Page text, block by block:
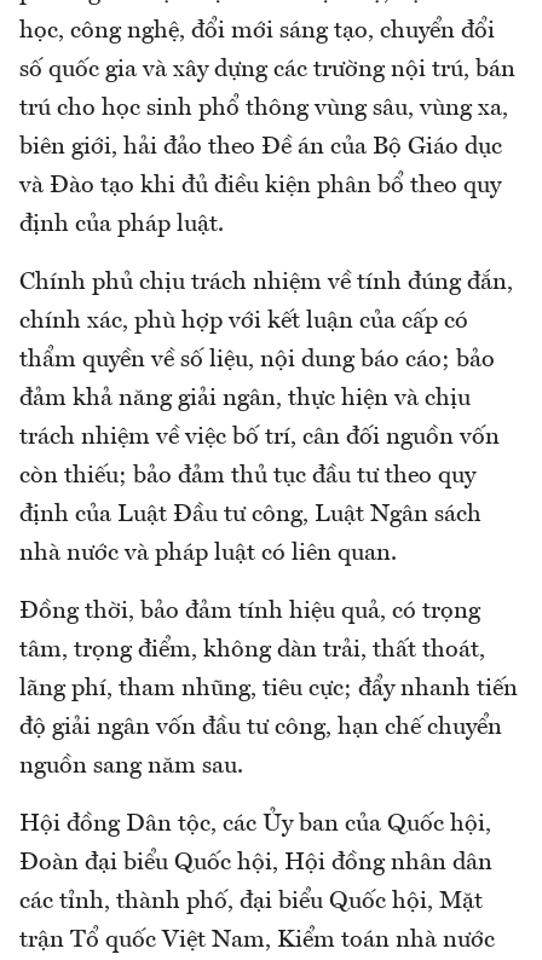
học, công nghệ, đổi mới sáng tạo, chuyển đổi
số quốc gia và xây dựng các trường nội trú, bán
trú cho học sinh phổ thông vùng sâu, vùng xa,
biên giới, hải đảo theo Đề án của Bộ Giáo dục
và Đào tạo khi đủ điều kiện phân bổ theo quy
định của pháp luật.
Chính phủ chịu trách nhiệm về tính đúng đắn,
chính xác, phù hợp với kết luận của cấp có
thẩm quyền về số liệu, nội dung báo cáo; bảo
đảm khả năng giải ngân, thực hiện và chịu
trách nhiệm về việc bố trí, cân đối nguồn vốn
còn thiếu; bảo đảm thủ tục đầu tư theo quy
định của Luật Đầu tư công, Luật Ngân sách
nhà nước và pháp luật có liên quan.
Đồng thời, bảo đảm tính hiệu quả, có trọng
tâm, trọng điểm, không dàn trải, thất thoát,
lãng phí, tham nhũng, tiêu cực; đẩy nhanh tiến
độ giải ngân vốn đầu tư công, hạn chế chuyển
nguồn sang năm sau.
Hội đồng Dân tộc, các Ủy ban của Quốc hội,
Đoàn đại biểu Quốc hội, Hội đồng nhân dân
các tỉnh, thành phố, đại biểu Quốc hội, Mặt
trận Tổ quốc Việt Nam, Kiểm toán nhà nước